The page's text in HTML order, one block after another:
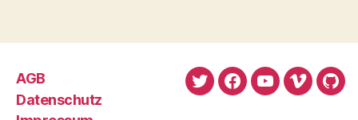
AGB
Datenschutz
TwitterFacebook
YouTube
Vimeo